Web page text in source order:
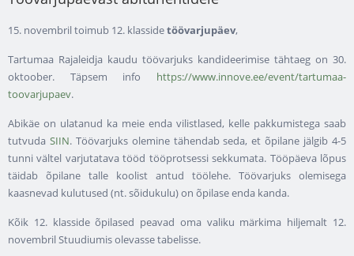
15. novembril toimub 12. klassidetöövarjupäev,
Tartumaa Rajaleidja kaudu töövarjuks kandideerimise tähtaeg on 30.
oktoober. Täpsem info https://www.innove.ee/event/tartumaa-
toovarjupaev.
Abikäe on ulatanud ka meie enda vilistlased, kelle pakkumistega saab
tutvuda SIIN. Töövarjuks olemine tähendab seda, et õpilane jälgib 4-5
tunni vältel varjutatava tööd tööprotsessi sekkumata. Tööpäeva lõpus
täidab õpilane talle koolist antud töölehe. Töövarjuks olemisega
kaasnevad kulutused (nt. sõidukulu) on õpilase enda kanda.
Kõik 12. klasside õpilased peavad oma valiku märkima hiljemalt 12.
novembril Stuudiumis olevasse tabelisse.